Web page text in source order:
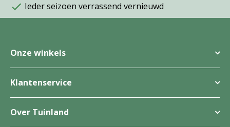
Ieder seizoen verrassend vernieuwd
Onze winkels
Klantenservice
Over Tuinland